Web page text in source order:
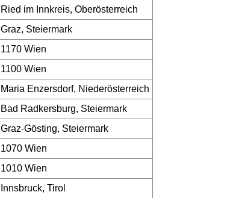
Ried im Innkreis, Oberösterreich
Graz, Steiermark
1170 Wien
1100 Wien
Maria Enzersdorf, Niederösterreich
Bad Radkersburg, Steiermark
Graz-Gösting, Steiermark
1070 Wien
1010 Wien
Innsbruck, Tirol